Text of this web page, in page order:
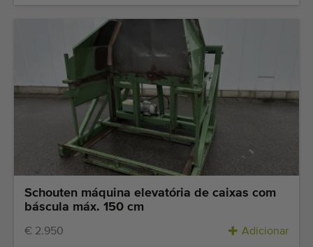
Schouten máquina elevatória de caixas com
báscula máx. 150 cm
€ 2.950 Adicionar